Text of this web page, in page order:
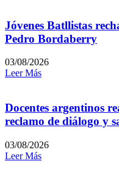
Jóvenes Batllistas
Pedro Bordaberry
03/08/2026
Leer Más
Docentes argentinos
reclamo de diálogo y
03/08/2026
Leer Más